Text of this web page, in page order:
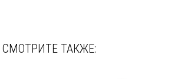
СМОТРИТЕ ТАКЖЕ: